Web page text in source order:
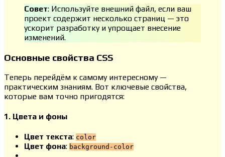
Совет: Используйте внешний файл, если ваш
проект содержит несколько страниц — это
ускорит разработку и упрощает внесение
изменений.
Основные свойства CSS
Теперь перейдём к самому интересному —
практическим знаниям. Вот ключевые свойства,
которые вам точно пригодятся:
1. Цвета и фоны
Цвет текста: color
Цвет фона: background-color